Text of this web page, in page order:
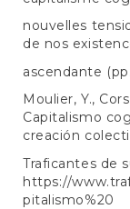
nouvelles
de nos
ascendante
Moulier, Y.,
Capitalismo
creación
Traficantes de
https://
pitalismo%20